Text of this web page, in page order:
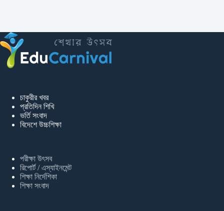
চাকুরীর খবর
প্রতিদিন শিখি
ভর্তি সংবাদ
বিদেশে উচ্চশিক্ষা
পরীক্ষা উৎসব
রিপোর্ট / এস্যাইনমেন্ট
শিক্ষা নির্দেশিকা
শিক্ষা সংবাদ